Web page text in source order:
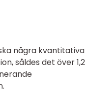
några kvantitativa
såldes det över 1,2